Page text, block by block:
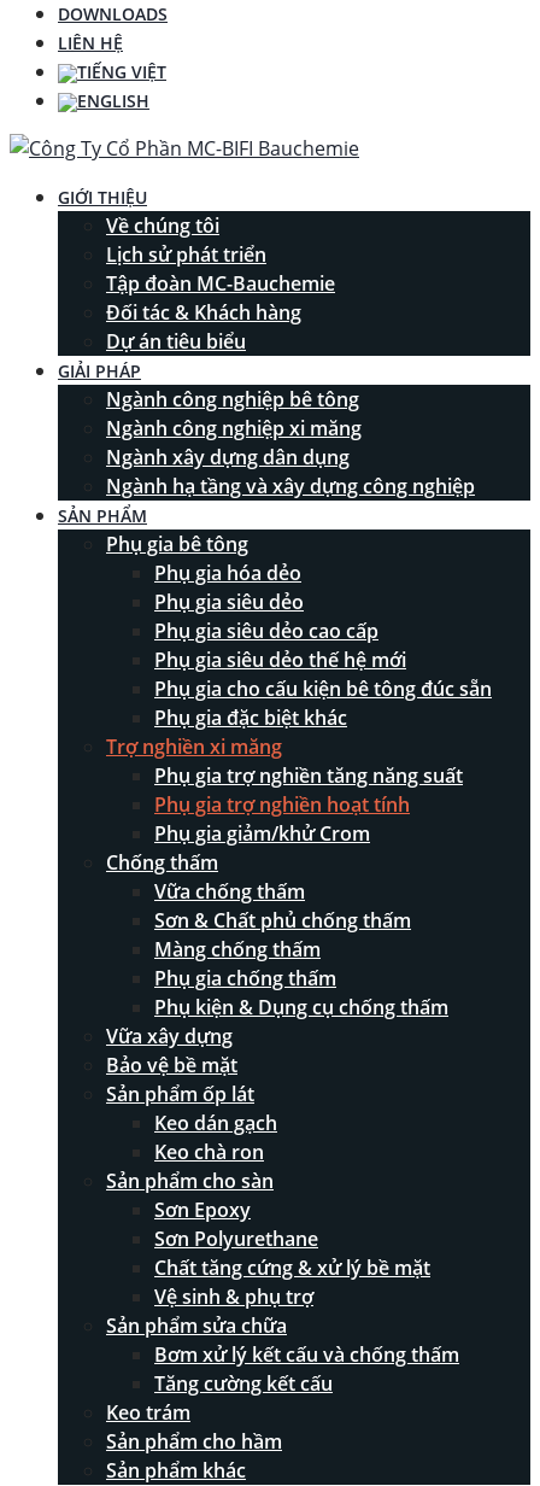
DOWNLOADS
LIÊN HỆ
GIỚI THIỆU
Về chúng tôi
Lịch sử phát triển
Tập đoàn MC-Bauchemie
Đối tác & Khách hàng
Dự án tiêu biểu
GIẢI PHÁP
Ngành công nghiệp bê tông
Ngành công nghiệp xi măng
Ngành xây dựng dân dụng
Ngành hạ tầng và xây dựng công nghiệp
SẢN PHẨM
Phụ gia bê tông
Phụ gia hóa dẻo
Phụ gia siêu dẻo
Phụ gia siêu dẻo cao cấp
Phụ gia siêu dẻo thế hệ mới
Phụ gia cho cấu kiện bê tông đúc sẵn
Phụ gia đặc biệt khác
Trợ nghiền xi măng
Phụ gia trợ nghiền tăng năng suất
Phụ gia trợ nghiền hoạt tính
Phụ gia giảm/khử Crom
Chống thấm
Vữa chống thấm
Sơn & Chất phủ chống thấm
Màng chống thấm
Phụ gia chống thấm
Phụ kiện & Dụng cụ chống thấm
Vữa xây dựng
Bảo vệ bề mặt
Sản phẩm ốp lát
Keo dán gạch
Keo chà ron
Sản phẩm cho sàn
Sơn Epoxy
Sơn Polyurethane
Chất tăng cứng & xử lý bề mặt
Vệ sinh & phụ trợ
Sản phẩm sửa chữa
Bơm xử lý kết cấu và chống thấm
Tăng cường kết cấu
Keo trám
Sản phẩm cho hầm
Sản phẩm khác